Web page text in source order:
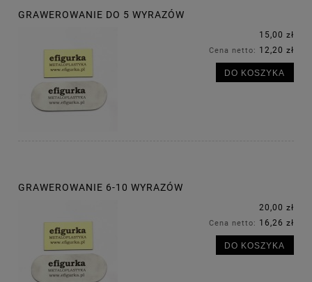
GRAWEROWANIE DO 5 WYRAZÓW
15,00 zł
Cena netto: 12,20 zł
DO KOSZYKA
GRAWEROWANIE 6-10 WYRAZÓW
20,00 zł
Cena netto: 16,26 zł
DO KOSZYKA